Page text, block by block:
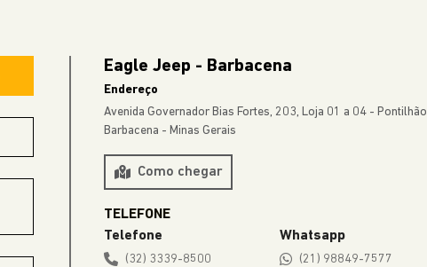
Eagle Jeep - Barbacena
Endereço
Avenida Governador Bias Fortes, 203, Loja 01 a 04 - Pontilhão
Barbacena - Minas Gerais
Como chegar
Telefone
(32) 3339-8500
Whatsapp
(21) 98849-7577